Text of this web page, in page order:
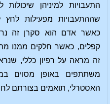
התעבויות למיניהן
שההתעבויות מפעילות לחץ
כאשר אדם הוא סקרן זה
קפלים, כאשר חלקים ממנו
זה מראה על רפיון כללי,
משתתפים באופן מסוים
האסטרלי, תואמים בצורתם